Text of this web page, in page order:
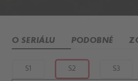
O SERIÁLU PODOBNÉ
S1 S2 S3